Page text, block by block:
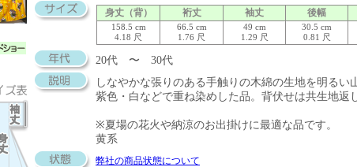
身丈（背） 裄丈 袖丈 後幅
158.5 cm
4.18 尺
66.5 cm
1.76 尺
49 cm
1.29 尺
30.5 cm
0.81 尺
20代 〜 30代
しなやかな張りのある手触りの木綿の生地を明る
紫色・白などで重ね染めした品。背伏せは共生地返
※夏場の花火や納涼のお出掛けに最適な品です。
黄系
弊社の商品状態について